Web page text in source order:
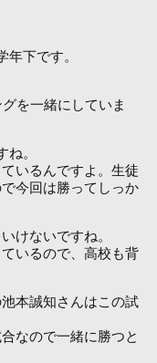
下です。
を一緒にしていま
。
いるんですよ。生徒
今回は勝ってしっか
ないですね。
いるので、高校も背
本誠知さんはこの試
なので一緒に勝つと